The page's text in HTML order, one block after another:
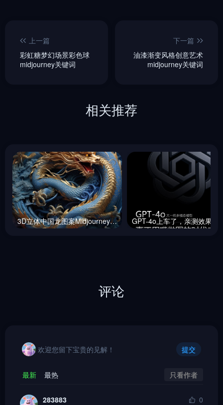
上一篇
彩虹糖梦幻场景彩色球
midjourney关键词
下一篇
油漆渐变风格创意艺术
midjourney关键词
相关推荐
3D立体中国龙图案Midjourney咒语
评论
欢迎您留下宝贵的见解！ 提交
最新 最热 只看作者
283883 0